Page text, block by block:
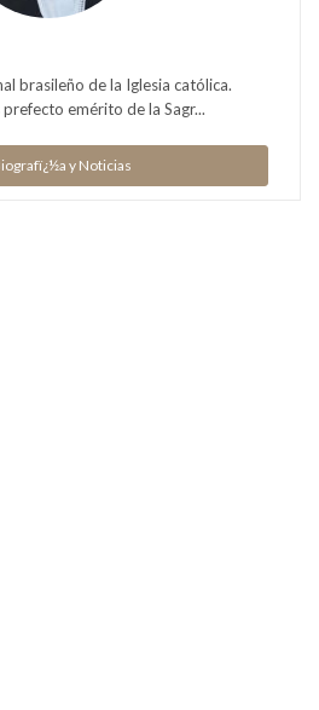
brasileño de la Iglesia católica.
emérito de la Sagr...
y Noticias